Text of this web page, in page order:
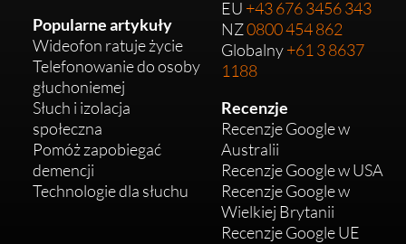
Popularne artykuły
Wideofon ratuje życie
Telefonowanie do osoby
głuchoniemej
Słuch i izolacja
społeczna
Pomóż zapobiegać
demencji
Technologie dla słuchu
EU +43 676 3456 343
NZ0800 454 862
Globalny+61 3 8637
1188
Recenzje
Recenzje Google w
Australii
Recenzje Google w USA
Recenzje Google w
Wielkiej Brytanii
Recenzje Google UE